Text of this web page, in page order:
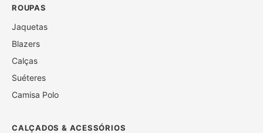
ROUPAS
Jaquetas
Blazers
Calças
Suéteres
Camisa Polo
CALÇADOS & ACESSÓRIOS